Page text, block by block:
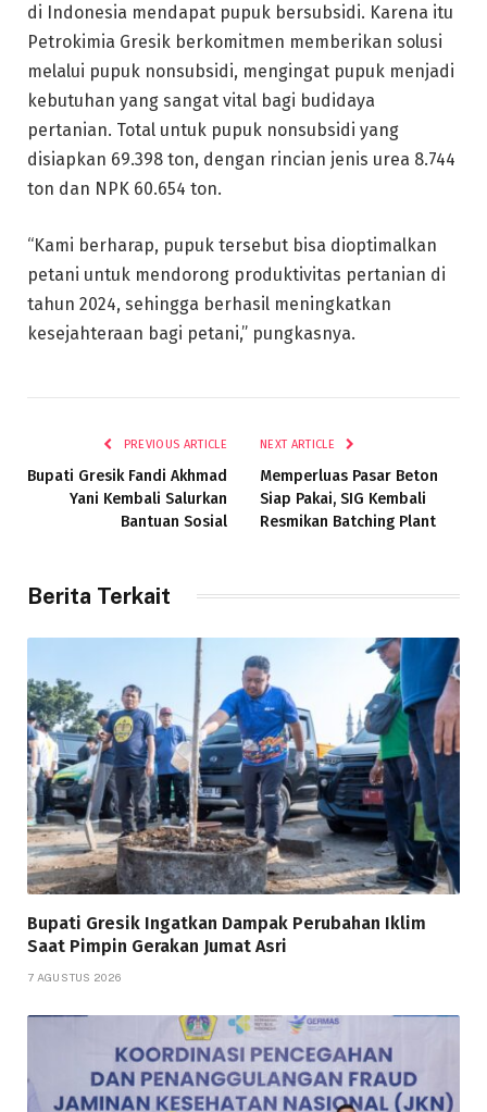
di Indonesia mendapat pupuk bersubsidi. Karena itu
Petrokimia Gresik berkomitmen memberikan solusi
melalui pupuk nonsubsidi, mengingat pupuk menjadi
kebutuhan yang sangat vital bagi budidaya
pertanian. Total untuk pupuk nonsubsidi yang
disiapkan 69.398 ton, dengan rincian jenis urea 8.744
ton dan NPK 60.654 ton.
“Kami berharap, pupuk tersebut bisa dioptimalkan
petani untuk mendorong produktivitas pertanian di
tahun 2024, sehingga berhasil meningkatkan
kesejahteraan bagi petani,” pungkasnya.
PREVIOUS ARTICLE
Bupati Gresik Fandi Akhmad
Yani Kembali Salurkan
Bantuan Sosial
NEXT ARTICLE
Memperluas Pasar Beton
Siap Pakai, SIG Kembali
Resmikan Batching Plant
Berita Terkait
Bupati Gresik Ingatkan Dampak Perubahan Iklim
Saat Pimpin Gerakan Jumat Asri
7 AGUSTUS 2026